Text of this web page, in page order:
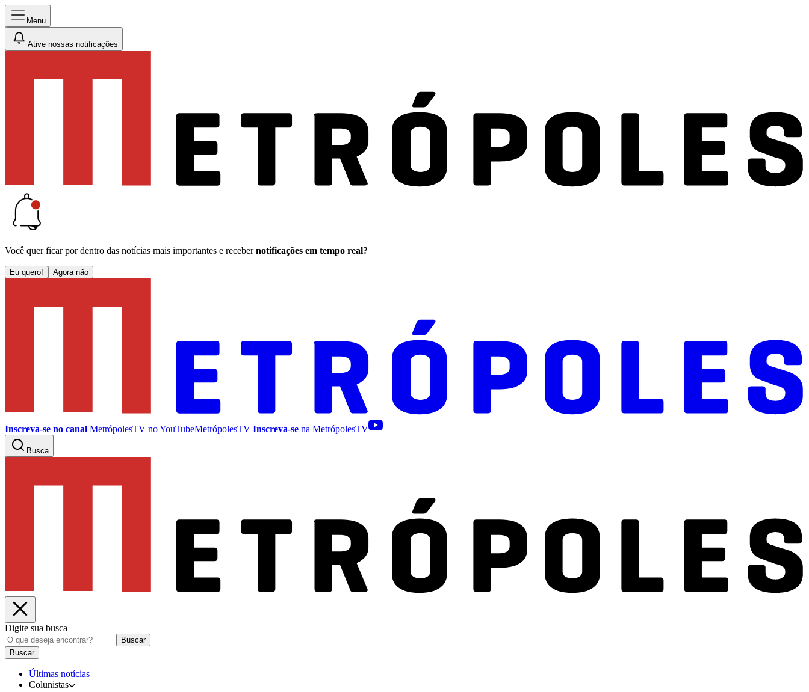
Menu
Ative nossas notificações
Você quer ficar por dentro das notícias mais importantes e receber notificações em tempo real?
Eu quero! Agora não
Inscreva-se no canal MetrópolesTV noYouTubeMetrópolesTV Inscreva-se na MetrópolesTV
Busca
Digite sua busca
Buscar
Buscar
Últimas notícias
Colunistas